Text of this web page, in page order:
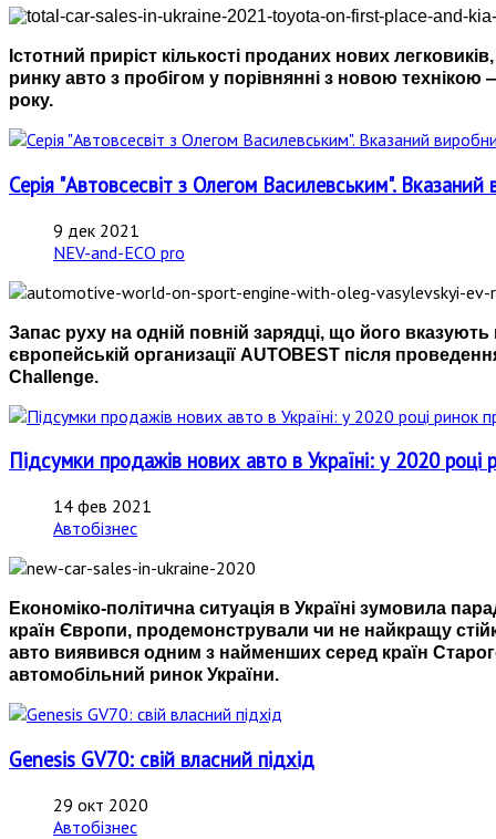
Істотний приріст кількості проданих нових
ринку авто з пробігом у порівнянні з новою
року.
Серія "Автовсесвіт з Олегом Василевським".
9 дек 2021
NEV-and-ECO pro
Запас руху на одній повній зарядці, що його
європейській организації AUTOBEST після
Challenge.
Підсумки продажів нових авто в Україні: у 2020
14 фев 2021
Автобізнес
Економіко-політична ситуація в Україні зумовила
країн Європи, продемонстрували чи не найкращу
авто виявився одним з найменших серед країн
автомобільний ринок України.
Genesis GV70: свій власний підхід
29 окт 2020
Автобізнес